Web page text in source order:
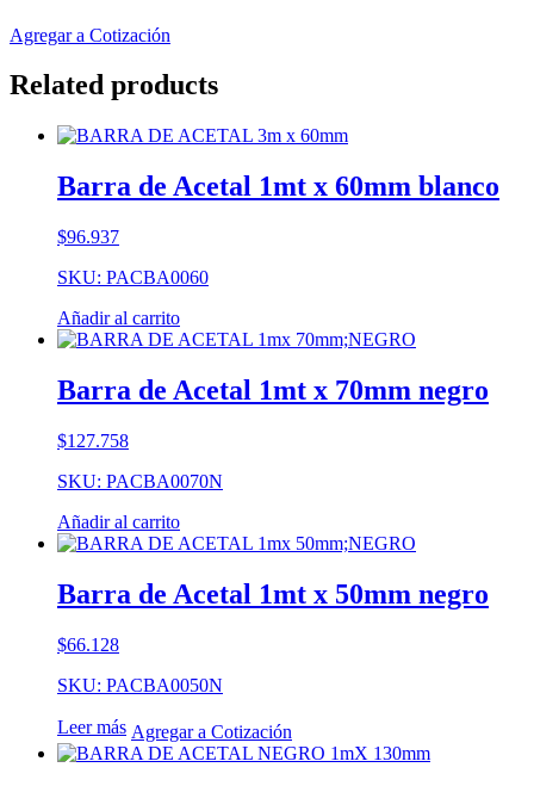
Agregar a Cotización
Related products
Barra de Acetal 1mt x 60mm blanco
$96.937
SKU: PACBA0060
Añadir al carrito
Barra de Acetal 1mt x 70mm negro
$127.758
SKU: PACBA0070N
Añadir al carrito
Barra de Acetal 1mt x 50mm negro
$66.128
SKU: PACBA0050N
Leer más Agregar a Cotización